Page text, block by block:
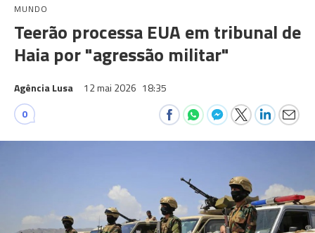
MUNDO
Teerão processa EUA em tribunal de
Haia por "agressão militar"
Agência Lusa 12 mai 2026 18:35
0